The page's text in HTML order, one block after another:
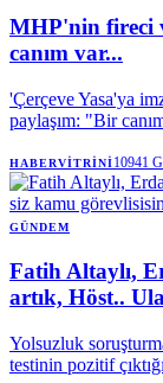
MHP'nin fireci
canım var...
'Çerçeve Yasa'ya
paylaşım: "Bir
HABERVITRINI10941
GÜNDEM
Fatih Altaylı,
artık, Höst..
Yolsuzluk
testinin pozitif